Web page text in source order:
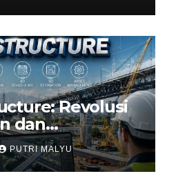
Revolusi
dan
Infrastruktur
PUTRI MALYU